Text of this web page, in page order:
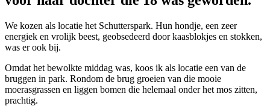
We kozen als locatie het Schutterspark. Hun hondje, een zeer
energiek en vrolijk beest, geobsedeerd door kaasblokjes en stokken,
was er ook bij.
Omdat het bewolkte middag was, koos ik als locatie een van de
bruggen in park. Rondom de brug groeien van die mooie
moerasgrassen en liggen bomen die helemaal onder het mos zitten,
prachtig.